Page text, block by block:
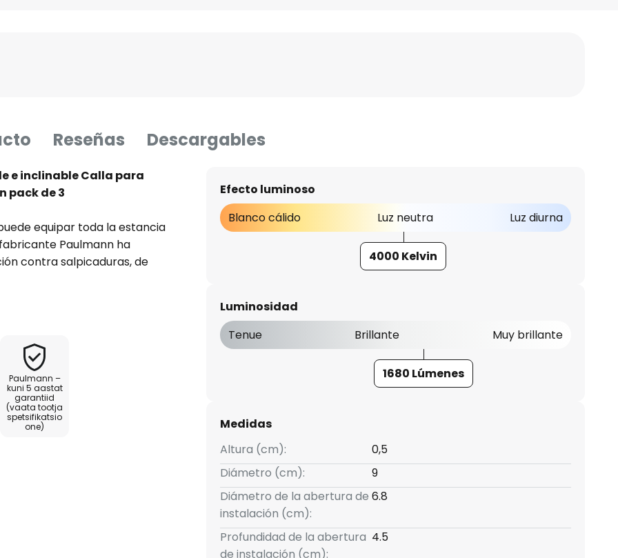
Reseñas Descargables
e inclinable Calla para
pack de 3
equipar toda la estancia
Paulmann ha
contra salpicaduras, de
fiable no solo en
forma redonda pasa
atenuables permite ajustar
blanca universal, que se
de haz de 100°. Se pueden
mediante la conexión
MEG 5136-0000, RLC
Paulmann –
kuni 5 aastat
garantiid
(vaata tootja
spetsifikatsio
one)
Efecto luminoso
Blanco cálido
Luz neutra Luz diurna
4000 Kelvin
Luminosidad
Tenue
Brillante Muy brillante
1680 Lúmenes
Medidas
Altura (cm):
0,5
Diámetro (cm):
9
Diámetro de la abertura de
instalación (cm):
6.8
Profundidad de la abertura
de instalación (cm):
4.5